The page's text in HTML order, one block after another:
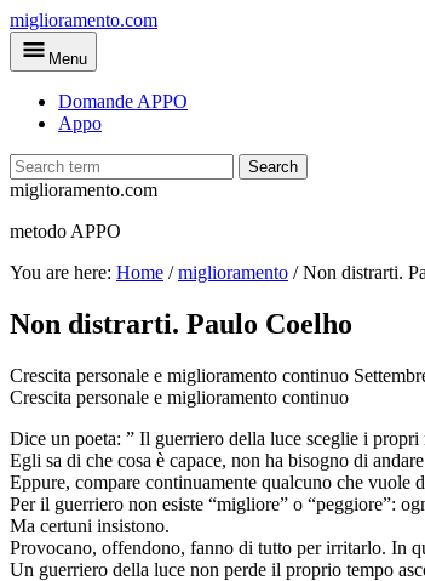
Skip
to
main
miglioramento.com
Menu
Domande APPO
Appo
Search
miglioramento.com
metodo APPO
You are here: Home /miglioramento /Non distrarti.
Non distrarti. Paulo Coelho
Crescita personale e miglioramento continuo
Crescita personale e miglioramento continuo
Dice un poeta: ” Il guerriero della luce sceglie i propri
Egli sa di che cosa è capace, non ha bisogno di
Eppure, compare continuamente qualcuno che vuole
Per il guerriero non esiste “migliore” o “peggiore”:
Ma certuni insistono.
Provocano, offendono, fanno di tutto per irritarlo. In
Un guerriero della luce non perde il proprio tempo